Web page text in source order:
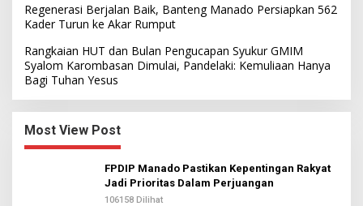
Regenerasi Berjalan Baik, Banteng Manado Persiapkan 562
Kader Turun ke Akar Rumput
Rangkaian HUT dan Bulan Pengucapan Syukur GMIM
Syalom Karombasan Dimulai, Pandelaki: Kemuliaan Hanya
Bagi Tuhan Yesus
Most View Post
FPDIP Manado Pastikan Kepentingan Rakyat
Jadi Prioritas Dalam Perjuangan
106158 Dilihat